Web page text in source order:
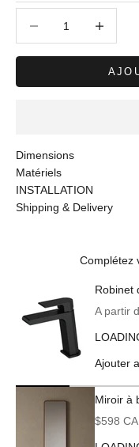
Dimensions
Matériels
INSTALLATION
Shipping & Delivery
Complétez
Robinet
Prix de
A partir
Ajouter
Miroir à
Prix de
$598